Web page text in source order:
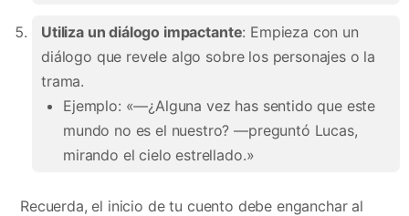
Utiliza un diálogo impactante: Empieza con un
diálogo que revele algo sobre los personajes o la
trama.
Ejemplo: «—¿Alguna vez has sentido que este
mundo no es el nuestro? —preguntó Lucas,
mirando el cielo estrellado.»
Recuerda, el inicio de tu cuento debe enganchar al